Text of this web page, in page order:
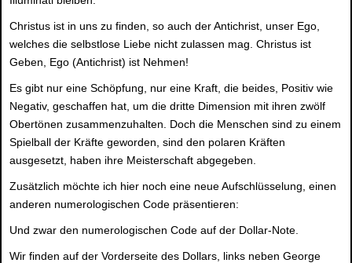
Christus ist in uns zu finden, so auch der Antichrist, unser Ego,
welches die selbstlose Liebe nicht zulassen mag. Christus ist
Geben, Ego (Antichrist) ist Nehmen!
Es gibt nur eine Schöpfung, nur eine Kraft, die beides, Positiv wie
Negativ, geschaffen hat, um die dritte Dimension mit ihren zwölf
Obertönen zusammenzuhalten. Doch die Menschen sind zu einem
Spielball der Kräfte geworden, sind den polaren Kräften
ausgesetzt, haben ihre Meisterschaft abgegeben.
Zusätzlich möchte ich hier noch eine neue Aufschlüsselung, einen
anderen numerologischen Code präsentieren:
Und zwar den numerologischen Code auf der Dollar-Note.
Wir finden auf der Vorderseite des Dollars, links neben George